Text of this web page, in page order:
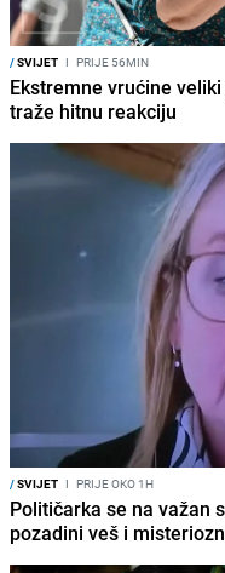
/SVIJET I PRIJE 56MIN
Ekstremne vrućine
traže hitnu reakciju
/SVIJET I PRIJE OKO 1H
Političarka se na važan
pozadini veš i